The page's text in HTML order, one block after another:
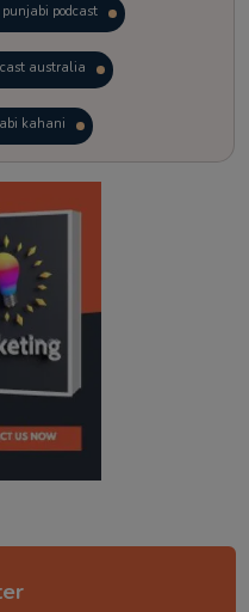
podcast
australia
kahani